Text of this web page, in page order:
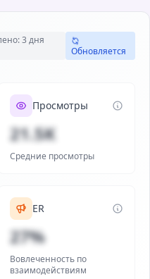
3 дня
Обновляется
Просмотры
21.5K
Средние просмотры
ER
27%
Вовлеченность по
взаимодействиям